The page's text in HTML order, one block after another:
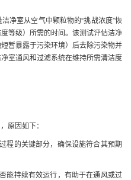
室从空气中颗粒物的“挑战浓度”恢
等级）所需的时间。该测试评估洁净
暂暴露于污染环境）后去除污染物并
室通风和过滤系统在维持所需清洁度
原因如下：
的关键部分，确保设施符合其预期
持续有效运行，有助于在通风或过